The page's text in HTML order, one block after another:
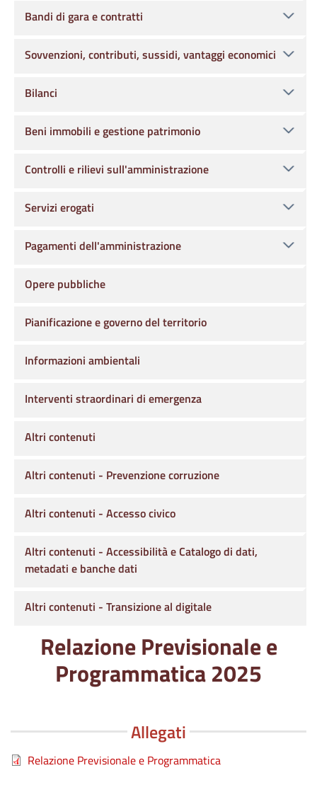
Relazione Previsionale e
Programmatica 2025
Allegati
Relazione Previsionale e Programmatica
Bandi di gara e contratti
Sovvenzioni, contributi, sussidi, vantaggi economici
Bilanci
Beni immobili e gestione patrimonio
Controlli e rilievi sull'amministrazione
Servizi erogati
Pagamenti dell'amministrazione
Opere pubbliche
Pianificazione e governo del territorio
Informazioni ambientali
Interventi straordinari di emergenza
Altri contenuti
Altri contenuti - Prevenzione corruzione
Altri contenuti - Accesso civico
Altri contenuti - Accessibilità e Catalogo di dati,
metadati e banche dati
Altri contenuti - Transizione al digitale